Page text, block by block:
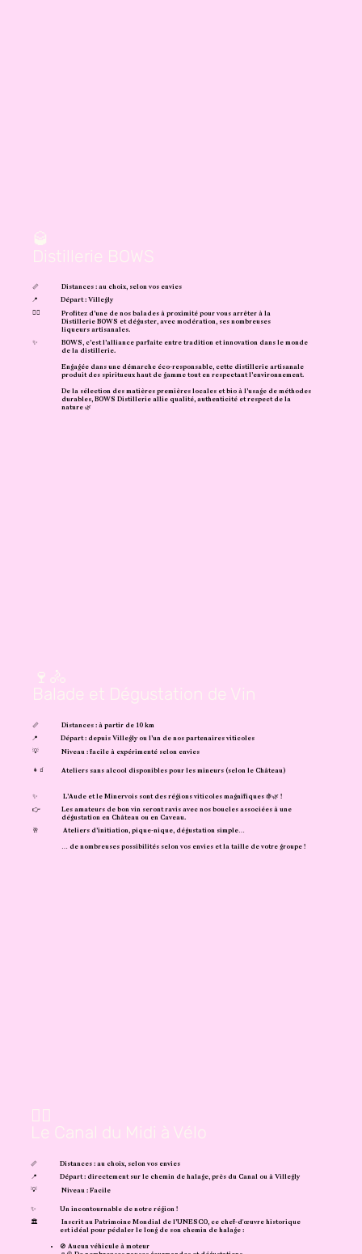
🥃
Distillerie BOWS
📏
Distances : au choix, selon vos envies
📍
Départ : Villegly
🚴‍♀️
Profitez d’une de nos balades à proximité pour vous arrêter à la
Distillerie BOWS et déguster, avec modération, ses nombreuses
liqueurs artisanales.
✨
BOWS, c’est l’alliance parfaite entre tradition et innovation dans le monde
de la distillerie.
Engagée dans une démarche éco-responsable, cette distillerie artisanale
produit des spiritueux haut de gamme tout en respectant l’environnement.
De la sélection des matières premières locales et bio à l’usage de méthodes
durables, BOWS Distillerie allie qualité, authenticité et respect de la
nature 🌿
🍷🚴
Balade et Dégustation de Vin
📏
Distances : à partir de 10 km
📍
Départ : depuis Villegly ou l’un de nos partenaires viticoles
💡
Niveau : facile à expérimenté selon envies
👧🧃 Ateliers sans alcool disponibles pour les mineurs (selon le Château)
✨
L’Aude et le Minervois sont des régions viticoles magnifiques 🍇🌿 !
👉
Les amateurs de bon vin seront ravis avec nos boucles associées à une
dégustation en Château ou en Caveau.
🥂
Ateliers d’initiation, pique-nique, dégustation simple…
… de nombreuses possibilités selon vos envies et la taille de votre groupe !
🚴‍♀️
Le Canal du Midi à Vélo
📏
Distances : au choix, selon vos envies
📍
Départ : directement sur le chemin de halage, près du Canal ou à Villegly
💡
Niveau : Facile
✨
Un incontournable de notre région !
🏛️
Inscrit au Patrimoine Mondial de l’UNESCO, ce chef-d'œuvre historique
est idéal pour pédaler le long de son chemin de halage :
🚫 Aucun véhicule à moteur